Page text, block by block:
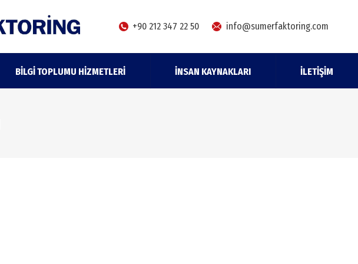
+90 212 347 22 50 info@sumerfaktoring.com
BILGI TOPLUMU HIZMETLERI İNSAN KAYNAKLARI İLETIŞIM